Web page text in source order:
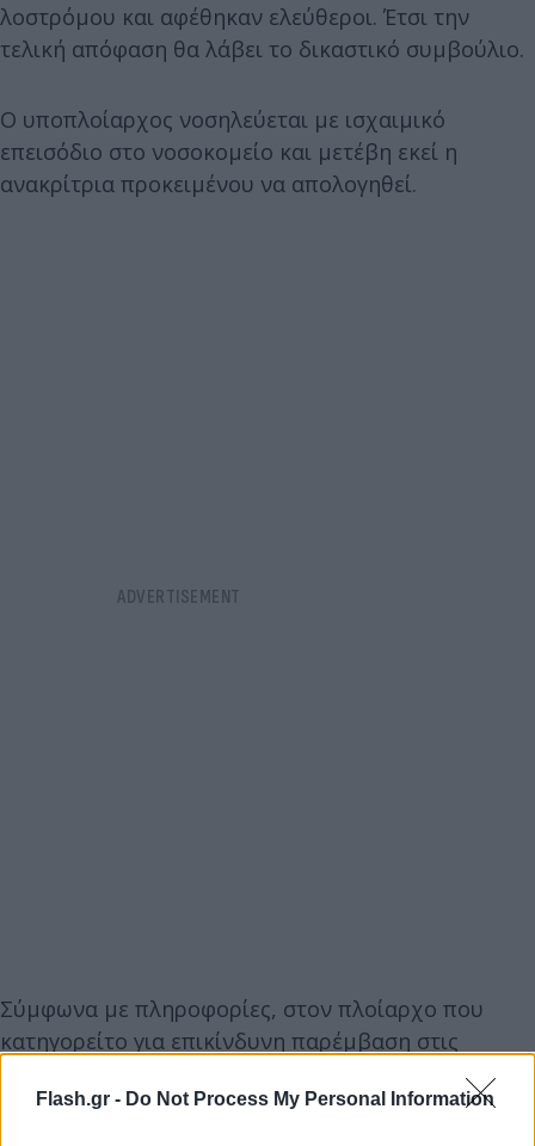
Flash.gr - Do Not Process My Personal Information
λοστρόμου και αφέθηκαν ελεύθεροι. Έτσι την
τελική απόφαση θα λάβει το δικαστικό συμβούλιο.
Ο υποπλοίαρχος νοσηλεύεται με ισχαιμικό
επεισόδιο στο νοσοκομείο και μετέβη εκεί η
ανακρίτρια προκειμένου να απολογηθεί.
Σύμφωνα με πληροφορίες, στον πλοίαρχο που
κατηγορείτο για επικίνδυνη παρέμβαση στις
συμπληρωματική δίωξη για θανατηφόρα έκθεση.